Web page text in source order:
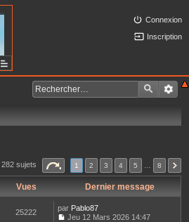
Connexion
Inscription
282 sujets 1 2 3 4 5 8
Vues Dernier message
25222 par Pablo87
Jeu 12 Mars 2026 14:47